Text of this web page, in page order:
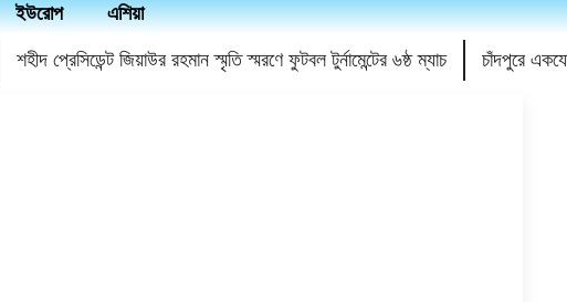
ইউরোপ এশিয়া
শহীদ প্রেসিডেন্ট জিয়াউর রহমান স্মৃতি স্মরণে ফুটবল টুর্নামেন্টের ৬ষ্ঠ ম্যাচ চাঁদপুরে